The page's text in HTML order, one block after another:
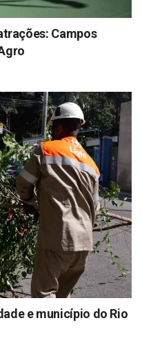
Campos
e município do Rio